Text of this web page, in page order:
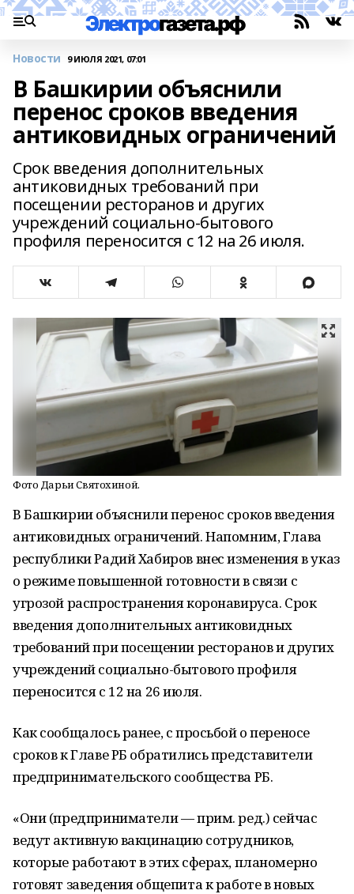
Новости 9 ИЮЛЯ 2021, 07:01
В Башкирии объяснили
перенос сроков введения
антиковидных ограничений
Срок введения дополнительных
антиковидных требований при
посещении ресторанов и других
учреждений социально-бытового
профиля переносится с 12 на 26 июля.
Фото Дарьи Святохиной.
В Башкирии объяснили перенос сроков введения
антиковидных ограничений. Напомним, Глава
республики Радий Хабиров внес изменения в указ
о режиме повышенной готовности в связи с
угрозой распространения коронавируса. Срок
введения дополнительных антиковидных
требований при посещении ресторанов и других
учреждений социально-бытового профиля
переносится с 12 на 26 июля.
Как сообщалось ранее, с просьбой о переносе
сроков к Главе РБ обратились представители
предпринимательского сообщества РБ.
«Они (предприниматели — прим. ред.) сейчас
ведут активную вакцинацию сотрудников,
которые работают в этих сферах, планомерно
готовят заведения общепита к работе в новых